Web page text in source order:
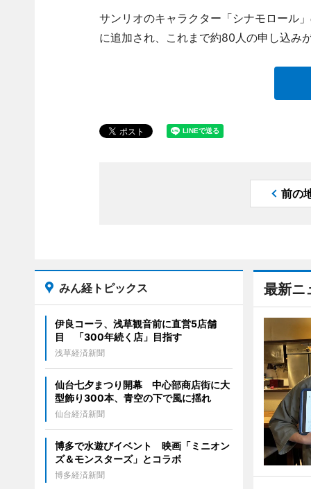
サンリオのキャラクター「シナモロール
に追加され、これまで約80人の申し込み
前の
最新ニ
みん経トピックス
伊良コーラ、浅草観音前に直営5店舗
目 「300年続く店」目指す
浅草経済新聞
仙台七夕まつり開幕 中心部商店街に大
型飾り300本、青空の下で風に揺れ
仙台経済新聞
博多で水遊びイベント 映画「ミニオン
ズ＆モンスターズ」とコラボ
博多経済新聞